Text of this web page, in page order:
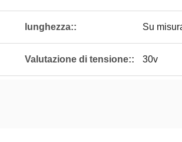
lunghezza:: Su
Valutazione di tensione:: 30v